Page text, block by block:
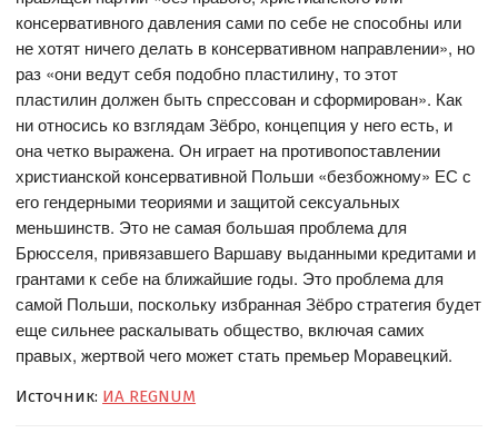
консервативного давления сами по себе не способны или
не хотят ничего делать в консервативном направлении», но
раз «они ведут себя подобно пластилину, то этот
пластилин должен быть спрессован и сформирован». Как
ни относись ко взглядам Зёбро, концепция у него есть, и
она четко выражена. Он играет на противопоставлении
христианской консервативной Польши «безбожному» ЕС с
его гендерными теориями и защитой сексуальных
меньшинств. Это не самая большая проблема для
Брюсселя, привязавшего Варшаву выданными кредитами и
грантами к себе на ближайшие годы. Это проблема для
самой Польши, поскольку избранная Зёбро стратегия будет
еще сильнее раскалывать общество, включая самих
правых, жертвой чего может стать премьер Моравецкий.
Источник: ИА REGNUM